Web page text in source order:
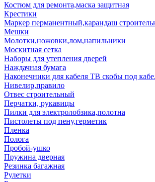
Костюм для ремонта,маска защитная
Крестики
Маркер перманентный,карандаш
Мешки
Молотки,ножовки,лом,напильники
Москитная сетка
Наборы для утепления дверей
Наждачная бумага
Наконечники для кабеля ТВ скобы под
Нивелир,правило
Отвес строительный
Перчатки, рукавицы
Пилки для электролобзика,полотна
Пистолеты под пену,герметик
Пленка
Полога
Пробой-ушко
Пружина дверная
Резинка багажная
Рулетки